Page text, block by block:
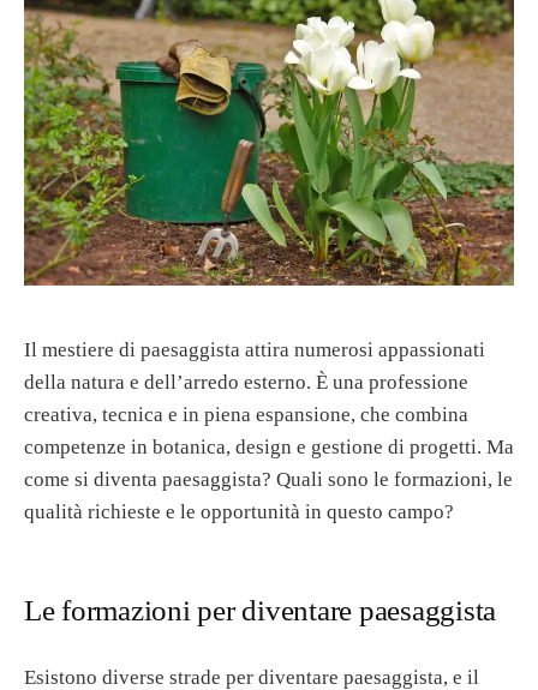
Il mestiere di paesaggista attira numerosi appassionati
della natura e dell’arredo esterno. È una professione
creativa, tecnica e in piena espansione, che combina
competenze in botanica, design e gestione di progetti. Ma
come si diventa paesaggista? Quali sono le formazioni, le
qualità richieste e le opportunità in questo campo?
Le formazioni per diventare paesaggista
Esistono diverse strade per diventare paesaggista, e il